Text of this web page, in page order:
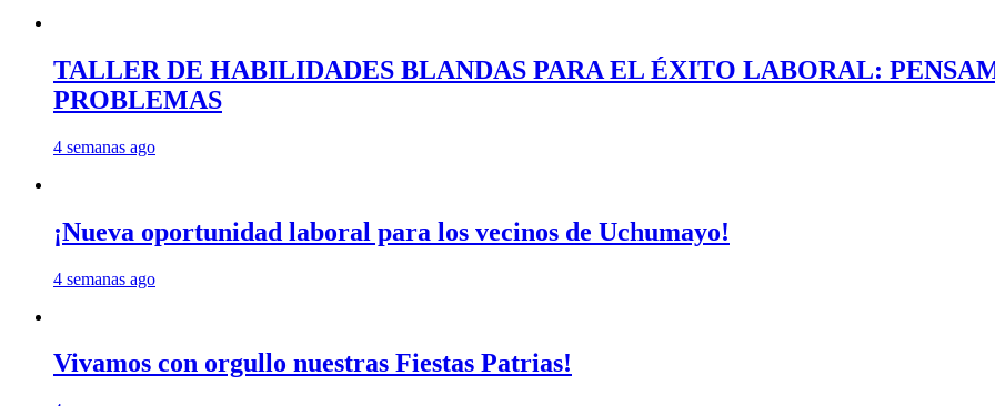
TALLER DE HABILIDADES BLANDAS PARA EL ÉXITO LABORAL:
PROBLEMAS
4 semanas ago
¡Nueva oportunidad laboral para los vecinos de Uchumayo!
4 semanas ago
Vivamos con orgullo nuestras Fiestas Patrias!